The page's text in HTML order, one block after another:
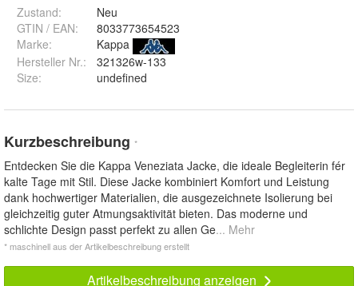
Zustand:
Neu
GTIN / EAN:
8033773654523
Marke:
Kappa
Hersteller Nr.:
321326w-133
Size: undefined
Kurzbeschreibung *
Entdecken Sie die Kappa Veneziata Jacke, die ideale Begleiterin fér
kalte Tage mit Stil. Diese Jacke kombiniert Komfort und Leistung
dank hochwertiger Materialien, die ausgezeichnete Isolierung bei
gleichzeitig guter Atmungsaktivität bieten. Das moderne und
schlichte Design passt perfekt zu allen Ge... Mehr
* maschinell aus der Artikelbeschreibung erstellt
Artikelbeschreibung anzeigen